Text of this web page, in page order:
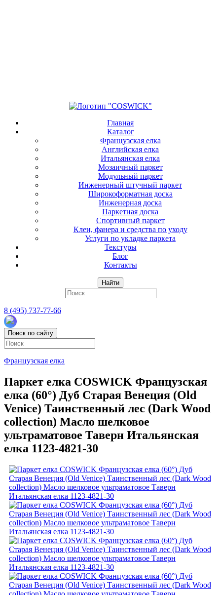
Главная
Каталог
Французская елка
Английская елка
Итальянская елка
Мозаичный паркет
Модульный паркет
Инженерный штучный паркет
Широкоформатная доска
Инженерная доска
Паркетная доска
Спортивный паркет
Клеи, фанера и средства по уходу
Услуги по укладке паркета
Текстуры
Блог
Контакты
Найти
8 (495) 737-77-66
Поиск по сайту
Французская елка
Паркет елка COSWICK Французская
елка (60°) Дуб Старая Венеция (Old
Venice) Таинственный лес (Dark Wood
collection) Масло шелковое
ультраматовое Таверн Итальянская
елка 1123-4821-30